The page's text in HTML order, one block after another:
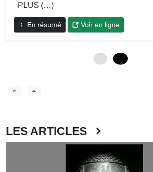
PLUS (…)
En résumé Voir en ligne
LES ARTICLES